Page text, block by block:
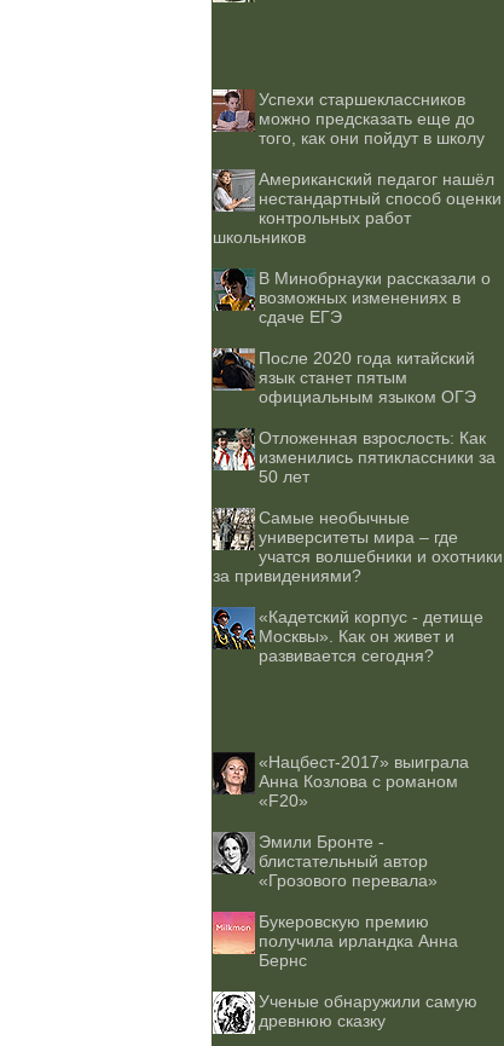
Успехи старшеклассников
можно предсказать еще до
того, как они пойдут в школу
Американский педагог нашёл
нестандартный способ оценки
контрольных работ
школьников
В Минобрнауки рассказали о
возможных изменениях в
сдаче ЕГЭ
После 2020 года китайский
язык станет пятым
официальным языком ОГЭ
Отложенная взрослость: Как
изменились пятиклассники за
50 лет
Самые необычные
университеты мира – где
учатся волшебники и охотники
за привидениями?
«Кадетский корпус - детище
Москвы». Как он живет и
развивается сегодня?
«Нацбест-2017» выиграла
Анна Козлова с романом
«F20»
Эмили Бронте -
блистательный автор
«Грозового перевала»
Букеровскую премию
получила ирландка Анна
Бернс
Ученые обнаружили самую
древнюю сказку